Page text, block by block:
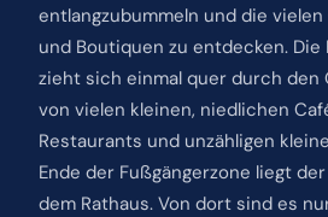
entlangzubummeln und die
und Boutiquen zu entdecken. Die
zieht sich einmal quer durch den
von vielen kleinen, niedlichen
Restaurants und unzähligen
Ende der Fußgängerzone liegt
dem Rathaus. Von dort sind es